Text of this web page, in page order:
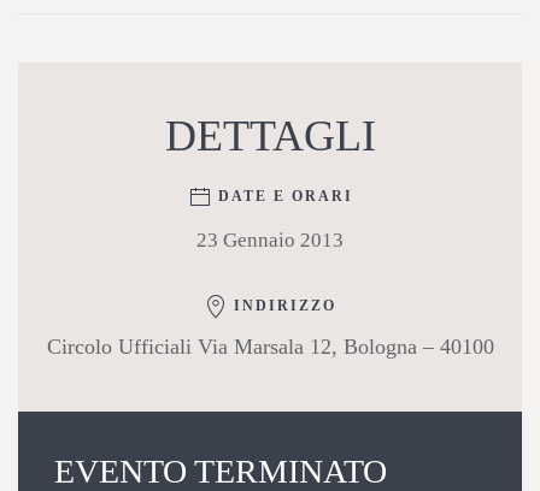
DETTAGLI
DATE E ORARI
23 Gennaio 2013
INDIRIZZO
Circolo Ufficiali Via Marsala 12, Bologna – 40100
EVENTO TERMINATO